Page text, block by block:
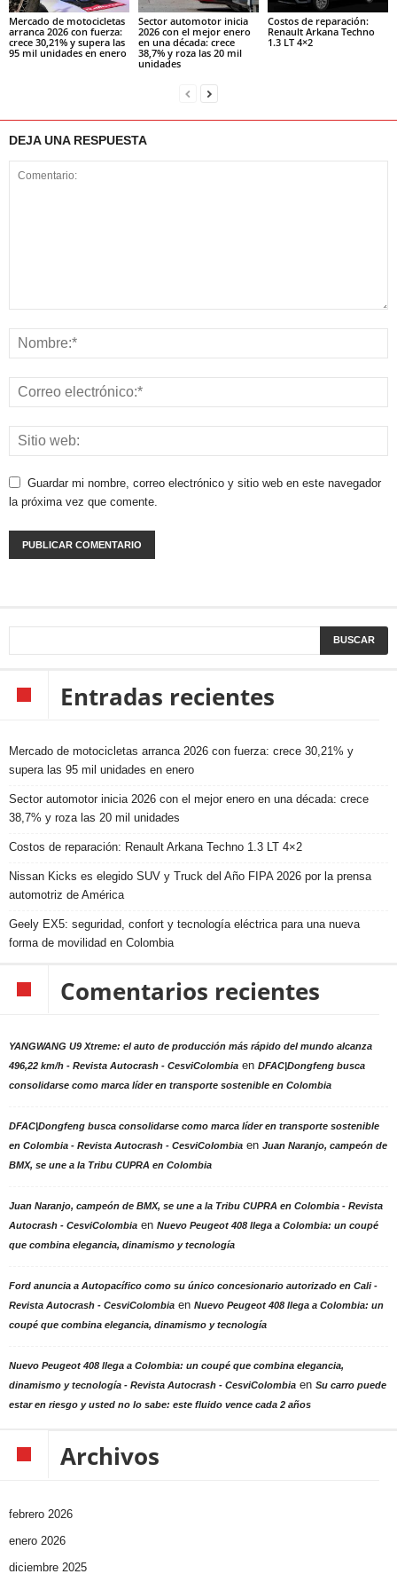
Mercado de motocicletas
arranca 2026 con fuerza:
crece 30,21% y supera las
95 mil unidades en enero
Sector automotor inicia
2026 con el mejor enero
en una década: crece
38,7% y roza las 20 mil
unidades
Costos de reparación:
Renault Arkana Techno
1.3 LT 4×2
DEJA UNA RESPUESTA
Guardar mi nombre, correo electrónico y sitio web en este navegador
la próxima vez que comente.
Entradas recientes
Mercado de motocicletas arranca 2026 con fuerza: crece 30,21% y
supera las 95 mil unidades en enero
Sector automotor inicia 2026 con el mejor enero en una década: crece
38,7% y roza las 20 mil unidades
Costos de reparación: Renault Arkana Techno 1.3 LT 4×2
Nissan Kicks es elegido SUV y Truck del Año FIPA 2026 por la prensa
automotriz de América
Geely EX5: seguridad, confort y tecnología eléctrica para una nueva
forma de movilidad en Colombia
Comentarios recientes
YANGWANG U9 Xtreme: el auto de producción más rápido del mundo alcanza
496,22 km/h - Revista Autocrash - CesviColombia en DFAC|Dongfeng busca
consolidarse como marca líder en transporte sostenible en Colombia
DFAC|Dongfeng busca consolidarse como marca líder en transporte sostenible
en Colombia - Revista Autocrash - CesviColombia en Juan Naranjo, campeón de
BMX, se une a la Tribu CUPRA en Colombia
Juan Naranjo, campeón de BMX, se une a la Tribu CUPRA en Colombia - Revista
Autocrash - CesviColombia en Nuevo Peugeot 408 llega a Colombia: un coupé
que combina elegancia, dinamismo y tecnología
Ford anuncia a Autopacífico como su único concesionario autorizado en Cali -
Revista Autocrash - CesviColombia en Nuevo Peugeot 408 llega a Colombia: un
coupé que combina elegancia, dinamismo y tecnología
Nuevo Peugeot 408 llega a Colombia: un coupé que combina elegancia,
dinamismo y tecnología - Revista Autocrash - CesviColombia en Su carro puede
estar en riesgo y usted no lo sabe: este fluido vence cada 2 años
Archivos
febrero 2026
enero 2026
diciembre 2025